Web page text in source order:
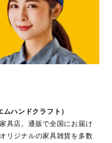
ハンドクラフト）
具店。通販で全国にお届け
リジナルの家具雑貨を多数